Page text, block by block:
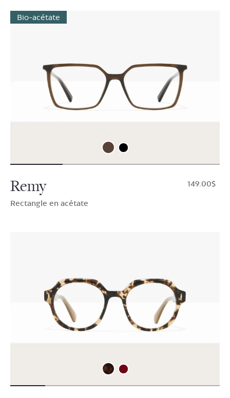
Bio-acétate
Remy
Rectangle en acétate
$149.00